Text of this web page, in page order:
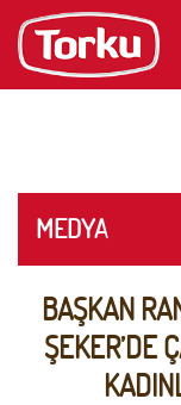
MEDYA
BAŞKAN
ŞEKER’DE